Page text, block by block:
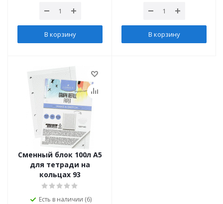
В корзину В корзину
Сменный блок 100л A5
для тетради на
кольцах 93
Есть в наличии (6)